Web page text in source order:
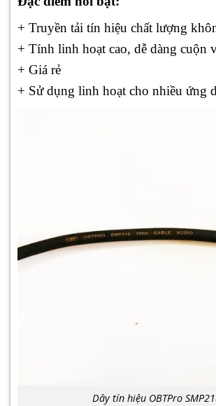
+ Truyền tải tín hiệu chất lượng
+ Tính linh hoạt cao, dễ dàng cuộn
+ Giá rẻ
+ Sử dụng linh hoạt cho nhiều ứng
Dây tín hiệu OBTPro